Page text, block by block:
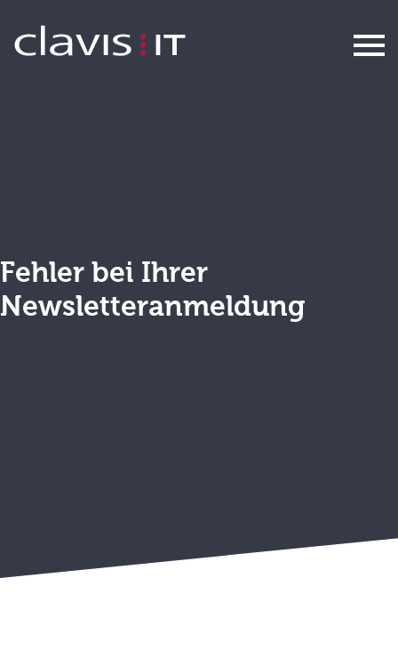
Fehler bei Ihrer
Newsletteranmeldung